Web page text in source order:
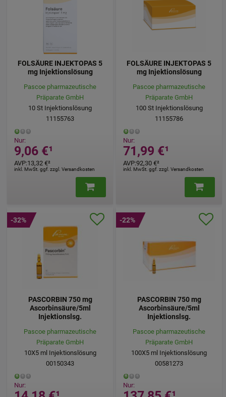
FOLSÄURE INJEKTOPAS 5
mg Injektionslösung
Pascoe pharmazeutische
Präparate GmbH
10 St Injektionslösung
11155763
Nur:
9,06 €¹
AVP:13,32 €²
inkl. MwSt. ggf. zzgl. Versandkosten
FOLSÄURE INJEKTOPAS 5
mg Injektionslösung
Pascoe pharmazeutische
Präparate GmbH
100St Injektionslösung
11155786
Nur:
71,99 €¹
AVP:92,30 €²
inkl. MwSt. ggf. zzgl. Versandkosten
PASCORBIN 750 mg
Ascorbinsäure/5ml
Injektionslsg.
Pascoe pharmazeutische
Präparate GmbH
10X5ml Injektionslösung
00150343
Nur:
-32%
PASCORBIN 750 mg
Ascorbinsäure/5ml
Injektionslsg.
Pascoe pharmazeutische
Präparate GmbH
100X5 ml Injektionslösung
00581273
Nur:
-22%